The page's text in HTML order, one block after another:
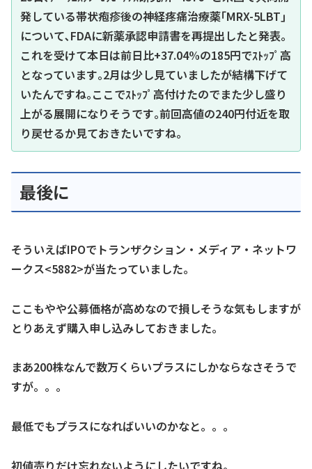
発している帯状疱疹後の神経疼痛治療薬｢MRX-5LBT｣
について､FDAに新薬承認申請書を再提出したと発表｡
これを受けて本日は前日比+37.04%の185円でｽﾄｯﾌﾟ高
となっています｡2月は少し見ていましたが結構下げて
いたんですね｡ここでｽﾄｯﾌﾟ高付けたのでまた少し盛り
上がる展開になりそうです｡前回高値の240円付近を取
り戻せるか見ておきたいですね｡
最後に
そういえばIPOでトランザクション・メディア・ネットワ
ークス<5882>が当たっていました。
ここもやや公募価格が高めなので損しそうな気もしますが
とりあえず購入申し込みしておきました。
まあ200株なんで数万くらいプラスにしかならなさそうで
すが。。。
最低でもプラスになればいいのかなと。。。
初値売りだけ忘れないようにしたいですね。